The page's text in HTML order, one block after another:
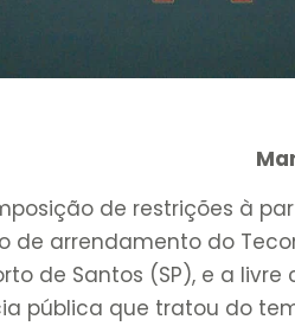
de restrições à
de arrendamento do
de Santos (SP), e a
pública que tratou do